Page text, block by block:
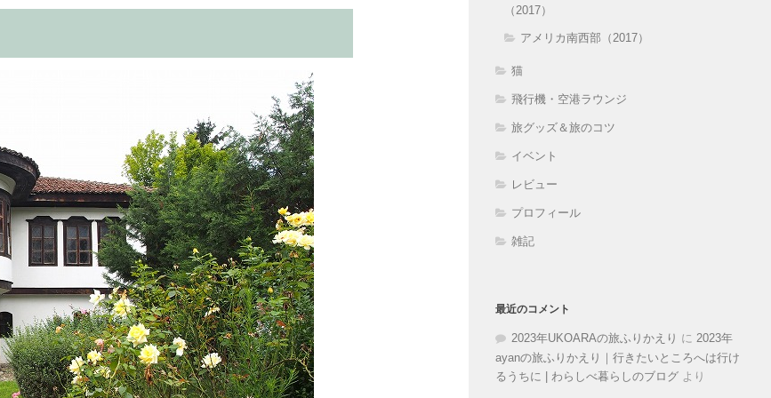
（2017）
アメリカ南西部（2017）
猫
飛行機・空港ラウンジ
旅グッズ＆旅のコツ
イベント
レビュー
プロフィール
雑記
最近のコメント
2023年UKOARAの旅ふりかえり に 2023年
ayanの旅ふりかえり｜行きたいところへは行け
るうちに | わらしべ暮らしのブログ より